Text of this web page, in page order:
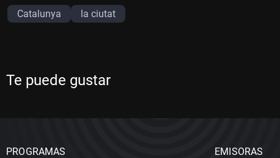
Catalunya la ciutat
Te puede gustar
PROGRAMAS EMISORAS